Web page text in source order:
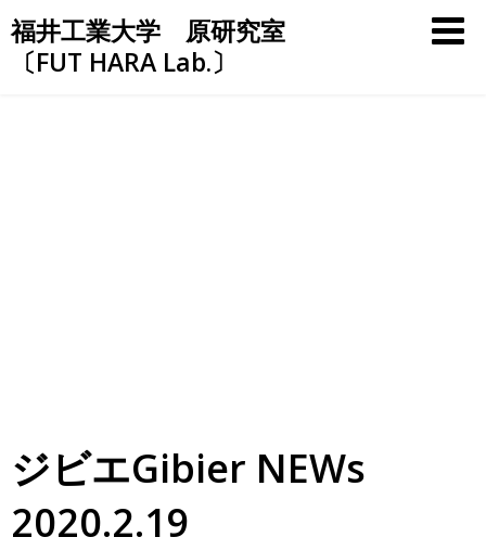
Skip
to
content
福井工業大学 原研究室
〔FUT HARA Lab.〕
ジビエGibier NEWs
2020.2.19